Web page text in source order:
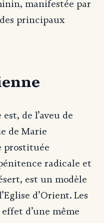
manifestée par
principaux
de l’aveu de
de Marie
prostituée
radicale et
est un modèle
d’Orient. Les
d’une même